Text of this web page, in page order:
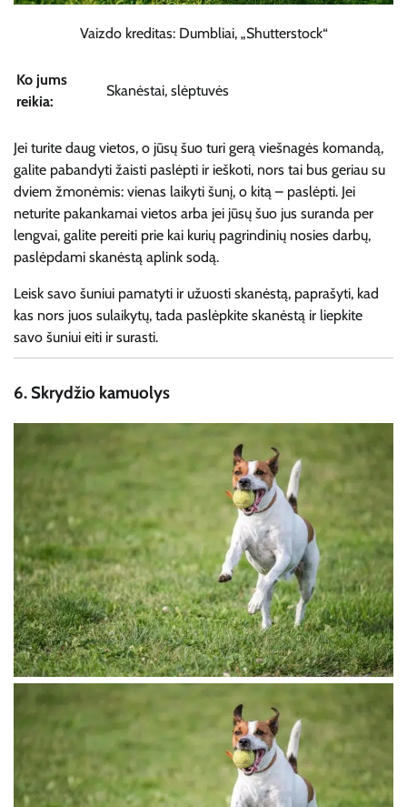
Vaizdo kreditas: Dumbliai, „Shutterstock“
Ko jums
reikia:
Skanėstai, slėptuvės
Jei turite daug vietos, o jūsų šuo turi gerą viešnagės komandą,
galite pabandyti žaisti paslėpti ir ieškoti, nors tai bus geriau su
dviem žmonėmis: vienas laikyti šunį, o kitą – paslėpti. Jei
neturite pakankamai vietos arba jei jūsų šuo jus suranda per
lengvai, galite pereiti prie kai kurių pagrindinių nosies darbų,
paslėpdami skanėstą aplink sodą.
Leisk savo šuniui pamatyti ir užuosti skanėstą, paprašyti, kad
kas nors juos sulaikytų, tada paslėpkite skanėstą ir liepkite
savo šuniui eiti ir surasti.
6. Skrydžio kamuolys